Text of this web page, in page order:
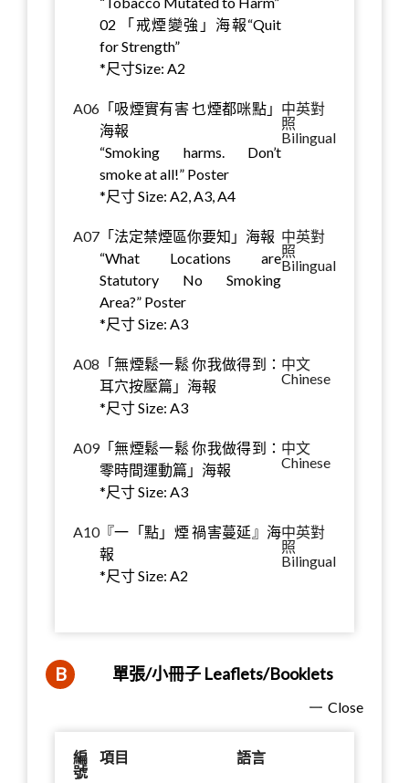
02 「戒煙變強」海報“Quit
for Strength”
*尺寸Size: A2
A06 「吸煙實有害 乜煙都咪點」
海報
“Smoking harms. Don’t
smoke at all!” Poster
*尺寸 Size: A2, A3, A4
中英對
照
Bilingual
A07 「法定禁煙區你要知」海報
“What Locations are
Statutory No Smoking
Area?” Poster
*尺寸 Size: A3
中英對
照
Bilingual
A08 「無煙鬆一鬆 你我做得到：
耳穴按壓篇」海報
*尺寸 Size: A3
中文
Chinese
A09「無煙鬆一鬆 你我做得到：
零時間運動篇」海報
*尺寸 Size: A3
中文
Chinese
A10『一「點」煙 禍害蔓延』海
報
*尺寸 Size: A2
中英對
照
Bilingual
B 單張/小冊子 Leaflets/Booklets
Close
編
號
項目
語言